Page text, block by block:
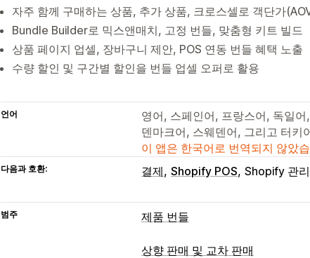
자주 함께 구매하는 상품, 추가 상품, 크로스셀로 객단가
Bundle Builder로 믹스앤매치, 고정 번들, 맞춤형 키트 빌드
상품 페이지 업셀, 장바구니 제안, POS 연동 번들 혜택 노출
수량 할인 및 구간별 할인을 번들 업셀 오퍼로 활용
언어
영어, 스페인어, 프랑스어, 독일
덴마크어, 스웨덴어, 그리고 터키
이 앱은 한국어로 번역되지 않았
다음과 호환: 결제 Shopify POS Shopify 관
범주 제품 번들
번들 유형
상향 판매 및 교차 판매